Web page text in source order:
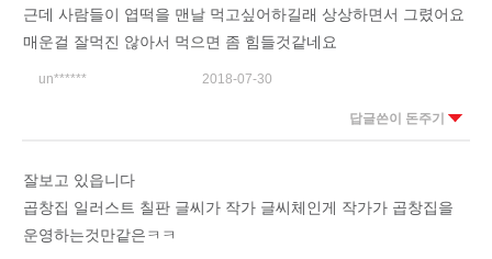
근데 사람들이 엽떡을 맨날 먹고싶어하길래 상상하면서 그렸어요
매운걸 잘먹진 않아서 먹으면 좀 힘들것같네요
un****** 2018-07-30
답글쓴이 돈주기
잘보고 있읍니다
곱창집 일러스트 칠판 글씨가 작가 글씨체인게 작가가 곱창집을
운영하는것만같은ㅋㅋ